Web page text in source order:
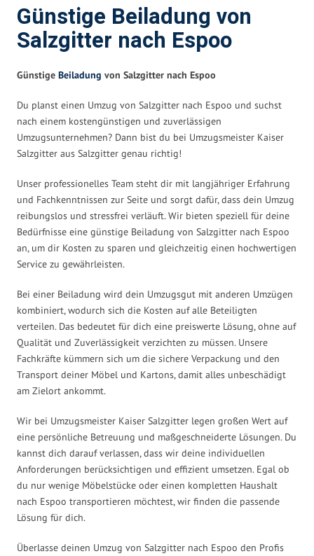
Günstige Beiladung von
Salzgitter nach Espoo
Günstige Beiladung von Salzgitter nach Espoo
Du planst einen Umzug von Salzgitter nach Espoo und suchst
nach einem kostengünstigen und zuverlässigen
Umzugsunternehmen? Dann bist du bei Umzugsmeister Kaiser
Salzgitter aus Salzgitter genau richtig!
Unser professionelles Team steht dir mit langjähriger Erfahrung
und Fachkenntnissen zur Seite und sorgt dafür, dass dein Umzug
reibungslos und stressfrei verläuft. Wir bieten speziell für deine
Bedürfnisse eine günstige Beiladung von Salzgitter nach Espoo
an, um dir Kosten zu sparen und gleichzeitig einen hochwertigen
Service zu gewährleisten.
Bei einer Beiladung wird dein Umzugsgut mit anderen Umzügen
kombiniert, wodurch sich die Kosten auf alle Beteiligten
verteilen. Das bedeutet für dich eine preiswerte Lösung, ohne auf
Qualität und Zuverlässigkeit verzichten zu müssen. Unsere
Fachkräfte kümmern sich um die sichere Verpackung und den
Transport deiner Möbel und Kartons, damit alles unbeschädigt
am Zielort ankommt.
Wir bei Umzugsmeister Kaiser Salzgitter legen großen Wert auf
eine persönliche Betreuung und maßgeschneiderte Lösungen. Du
kannst dich darauf verlassen, dass wir deine individuellen
Anforderungen berücksichtigen und effizient umsetzen. Egal ob
du nur wenige Möbelstücke oder einen kompletten Haushalt
nach Espoo transportieren möchtest, wir finden die passende
Lösung für dich.
Überlasse deinen Umzug von Salzgitter nach Espoo den Profis